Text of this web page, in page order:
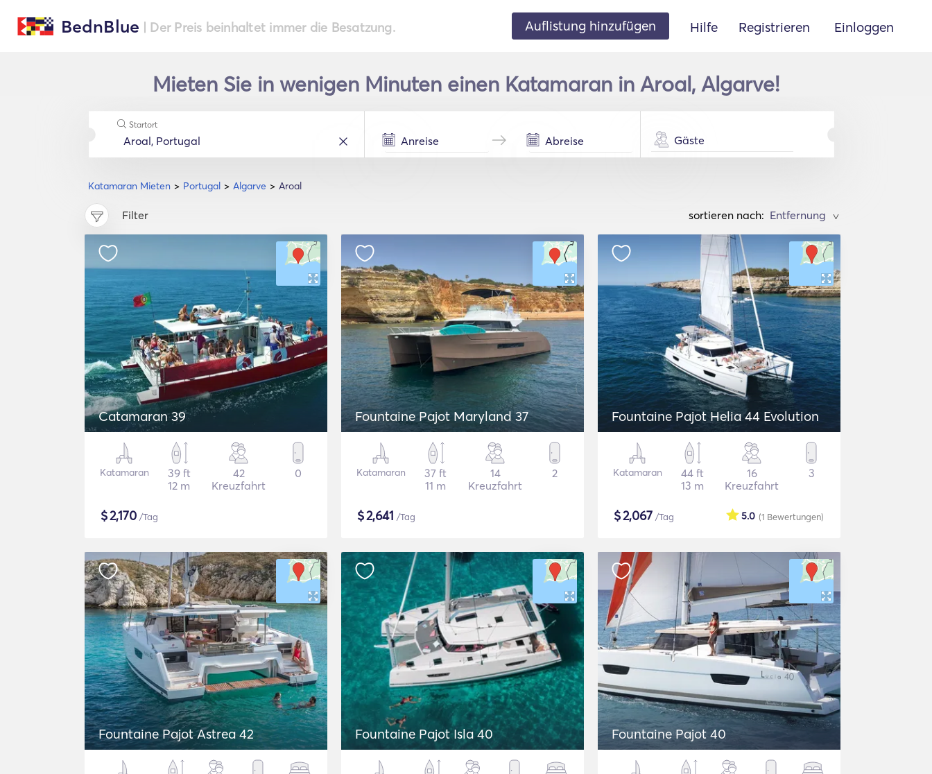
BednBlue | Der Preis beinhaltet immer die Besatzung. Auflistung hinzufügen Hilfe Registrieren Einloggen
Mieten Sie in wenigen Minuten einen Katamaran in Aroal, Algarve!
Katamaran Mieten Portugal Algarve Aroal
Startort
Gäste
Filter sortieren nach: >
Catamaran 39
Katamaran
39 ft
12 m
42
Kreuzfahrt
0
$2,170 /Tag
Fountaine Pajot Maryland 37
Katamaran
37 ft
11 m
14
Kreuzfahrt
2
$2,641 /Tag
Fountaine Pajot Helia 44 Evolution
Katamaran
44 ft
13 m
16
Kreuzfahrt
3
$2,067 /Tag (1 Bewertungen)
5.0
Fountaine Pajot Astrea 42 Fountaine Pajot Isla 40 Fountaine Pajot 40